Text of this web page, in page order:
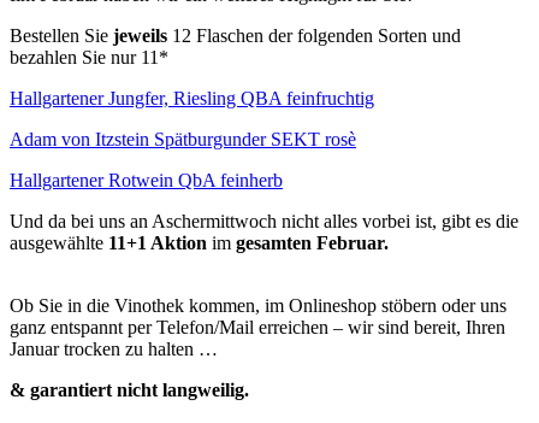
Bestellen Sie jeweils 12 Flaschen der folgenden Sorten und
bezahlen Sie nur 11*
Hallgartener Jungfer, Riesling QBA feinfruchtig
Adam von Itzstein Spätburgunder SEKT rosè
Hallgartener Rotwein QbA feinherb
Und da bei uns an Aschermittwoch nicht alles vorbei ist, gibt es die
ausgewählte 11+1 Aktion im gesamten Februar.
Ob Sie in die Vinothek kommen, im Onlineshop stöbern oder uns
ganz entspannt per Telefon/Mail erreichen – wir sind bereit, Ihren
Januar trocken zu halten …
& garantiert nicht langweilig.